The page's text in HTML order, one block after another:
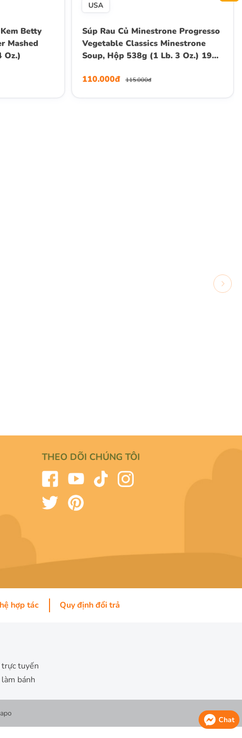
Betty
Mashed
Oz.)
USA
Súp Rau Củ Minestrone Progresso
Vegetable Classics Minestrone
Soup, Hộp 538g (1 Lb. 3 Oz.) 19
110.000đ
115.000đ
THEO DÕI CHÚNG TÔI
hợp tác Quy định đổi trả
tuyến
bánh
Chat